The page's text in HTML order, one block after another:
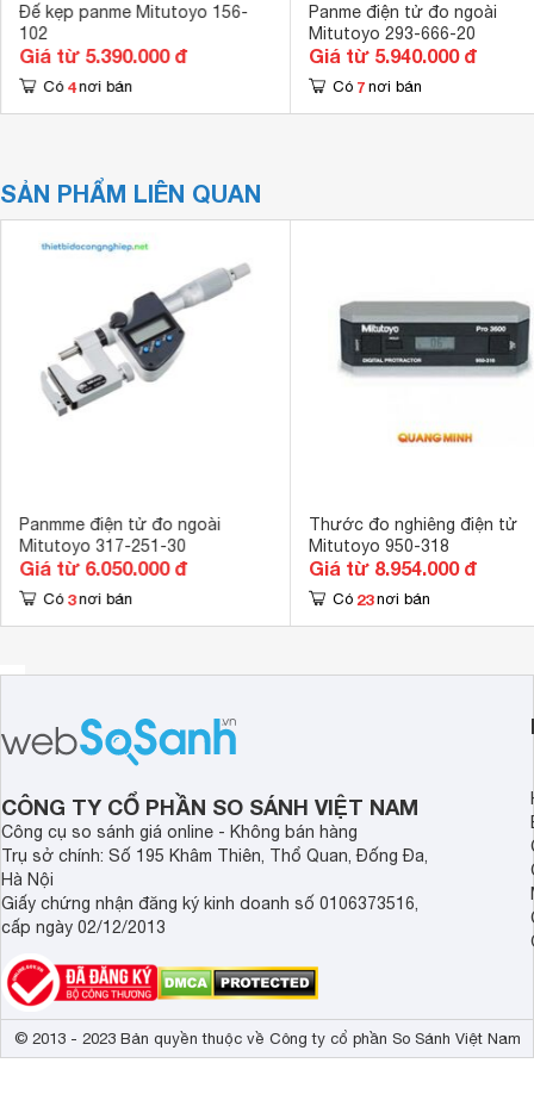
Đế kẹp panme Mitutoyo 156-
102
Giá từ 5.390.000 đ
Có 4 nơi bán
Panme điện tử đo ngoài
Mitutoyo 293-666-20
Giá từ 5.940.000 đ
Có 7 nơi bán
SẢN PHẨM LIÊN QUAN
Panmme điện tử đo ngoài
Mitutoyo 317-251-30
Giá từ 6.050.000 đ
Có 3 nơi bán
Thước đo nghiêng điện tử
Mitutoyo 950-318
Giá từ 8.954.000 đ
Có 23 nơi bán
CÔNG TY CỔ PHẦN SO SÁNH VIỆT NAM
Công cụ so sánh giá online - Không bán hàng
Trụ sở chính: Số 195 Khâm Thiên, Thổ Quan, Đống Đa,
Hà Nội
Giấy chứng nhận đăng ký kinh doanh số 0106373516,
cấp ngày 02/12/2013
© 2013 - 2023 Bản quyền thuộc về Công ty cổ phần So Sánh Việt Nam